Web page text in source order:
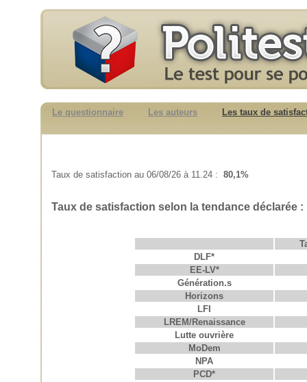
Le questionnaire Les auteurs Les taux de
Taux de satisfaction au 06/08/26 à 11.24 : 80,1%
Taux de satisfaction selon la tendance déclarée :
DLF*
EE-LV*
Génération.s
Horizons
LFI
LREM/Renaissance
Lutte ouvrière
MoDem
NPA
PCD*